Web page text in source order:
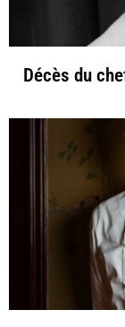
Décès du